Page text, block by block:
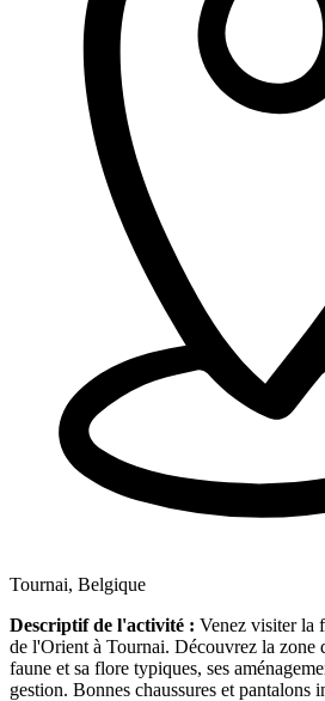
Tournai, Belgique
Descriptif de l'activité : Venez visiter la
de l'Orient à Tournai. Découvrez la zone
faune et sa flore typiques, ses
gestion. Bonnes chaussures et pantalons